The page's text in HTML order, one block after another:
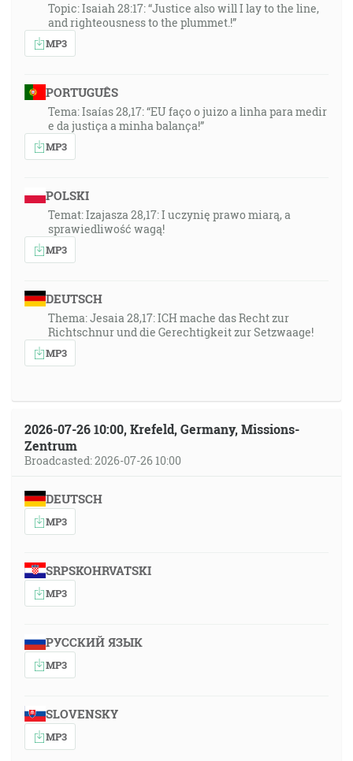
Topic: Isaiah 28:17: “Justice also will I lay to the line,
and righteousness to the plummet.!”
MP3
PORTUGUÊS
Tema: Isaías 28,17: “EU faço o juizo a linha para medir
e da justiça a minha balança!”
MP3
POLSKI
Temat: Izajasza 28,17: I uczynię prawo miarą, a
sprawiedliwość wagą!
MP3
DEUTSCH
Thema: Jesaia 28,17: ICH mache das Recht zur
Richtschnur und die Gerechtigkeit zur Setzwaage!
MP3
2026-07-26 10:00, Krefeld, Germany, Missions-
Zentrum
Broadcasted: 2026-07-26 10:00
DEUTSCH
MP3
SRPSKOHRVATSKI
MP3
РУССКИЙ ЯЗЫК
MP3
SLOVENSKY
MP3